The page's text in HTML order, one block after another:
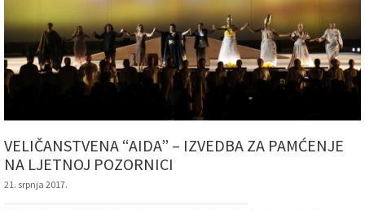
VELIČANSTVENA “AIDA” – IZVEDBA ZA PAMĆENJE
NA LJETNOJ POZORNICI
21. srpnja 2017.